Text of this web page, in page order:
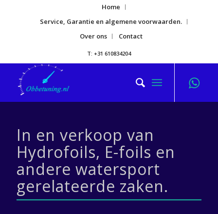
Home
Service, Garantie en algemene voorwaarden.
Over ons
Contact
T: +31 610834204
In en verkoop van
Hydrofoils, E-foils en
andere watersport
gerelateerde zaken.